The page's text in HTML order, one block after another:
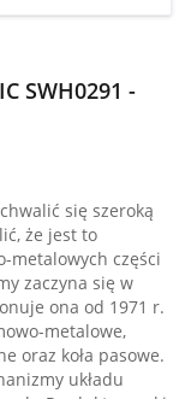
SWH0291 -
się szeroką
że jest to
metalowych części
zaczyna się w
ona od 1971 r.
metalowe,
oraz koła pasowe.
układu